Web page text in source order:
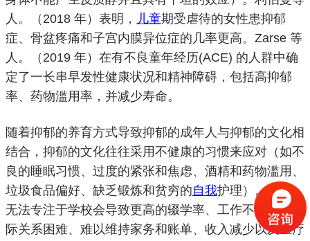
人。
（2018 年）表明， 儿童期受虐待的女性患抑郁
症、骨盆疼痛和子宫内膜异位症的几率更高。 Zarse 等
人。
（2019 年）在有不良童年经历(ACE) 的 人群中确
定了一长串早发性健康状况和精神障碍 ，包括高抑郁
率、 药物滥用率 ，并减少寿命。
随着抑郁的养育方式导致抑郁的成年人与抑郁的文化相
结合，抑郁的文化往往采用不健康的习惯来应对（如不
良的睡眠习惯、过度的紧张和焦虑、 酒精和药物滥用、
垃圾食品偏好、缺乏锻炼和贫穷的自我护理）。 此外，
无法专注于学校会导致更高的辍学率、工作不稳定、人
际关系困难、难以维持家务和账单、收入减少以及医疗